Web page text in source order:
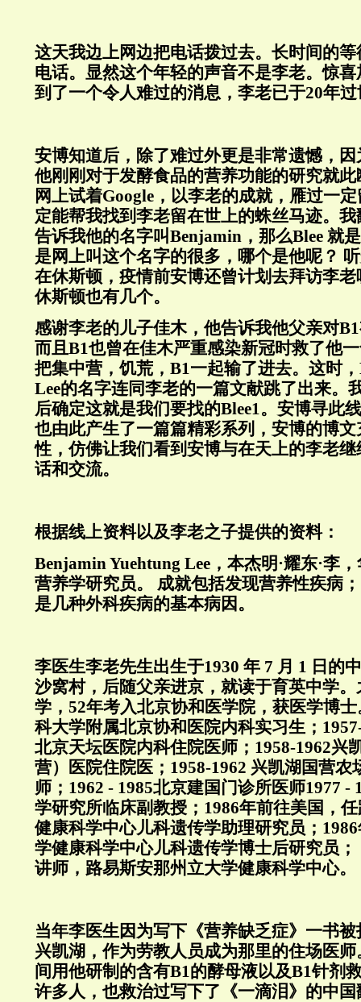
这天我边上网边把电话拨过去。长时间的
电话。显然这个年轻的声音不是李老。惊
到了一个令人难过的消息，李老已于20年
安博知道后，除了难过外更是非常遗憾，
他刚刚对于发酵食品的营养功能的研究就
网上试着Google，以李老的成就，雁过一
定能帮我找到李老留在世上的蛛丝马迹。
告诉我他的名字叫Benjamin，那么Blee 就
是网上叫这个名字的很多，哪个是他呢？
在休斯顿，疫情前安博还曾计划去拜访李
休斯顿也有几个。
感谢李老的儿子佳木，他告诉我他父亲对
而且B1也曾在佳木严重感染新冠时救了他
把集中营，饥荒，B1一起输了进去。这时
Lee的名字连同李老的一篇文献跳了出来。
后确定这就是我们要找的Blee1。安博寻此
也由此产生了一篇篇精彩系列，安博的博
性，仿佛让我们看到安博与在天上的李老
话和交流。
根据线上资料以及李老之子提供的资料：
Benjamin Yuehtung Lee，本杰明·耀东·李
营养学研究员。 成就包括发现营养性疾病
是几种外科疾病的基本病因。
李医生李老先生出生于1930 年 7 月 1 日的
沙窝村，后随父亲进京， 就读于育英中学
学，52年考入北京协和医学院， 获医学博士
科大学附属北京协和医院内科实习生；
北京天坛医院内科住院医师；1958-1962兴
营）医院住院医；1958-1962 兴凯湖国营农
师；1962 - 1985北京建国门诊所医师1977 -
学研究所临床副教授；1986年前往美国，
健康科学中心儿科遗传学助理研究员；
学健康科学中心儿科遗传学博士后研究员；
讲师，路易斯安那州立大学健康科学中心。
当年李医生因为写下《营养缺乏症》一书
兴凯湖，作为劳教人员成为那里的住场医
间用他研制的含有B1的酵母液以及B1针剂
许多人，也救治过写下了《一滴泪》的中